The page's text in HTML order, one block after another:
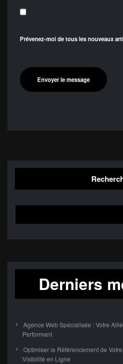
Prévenez-moi de tous les nouveaux
Derniers
Agence Web Spécialisée : Votre
Performant
Optimiser le Référencement de
Visibilité en Ligne